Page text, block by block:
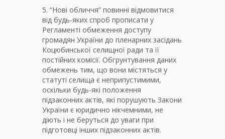
5. “Нові обличчя” повинні відмовитися
від будь-яких спроб прописати у
Регламенті обмеження доступу
громадян України до пленарних засідань
Коцюбинської селищної ради та її
постійних комісії. Обгрунтування даних
обмежень тим, що вони містяться у
статуті селища є неприпустимими,
оскільки будь-які положення
підзаконних актів, які порушують Закони
України є юридично нікчемними, не
діють і не беруться до уваги при
підготовці інших підзаконних актів.